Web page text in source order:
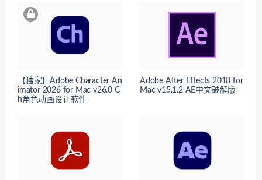
【独家】Adobe Character An
imator 2026 for Mac v26.0 C
h角色动画设计软件
Adobe After Effects 2018 for
Mac v15.1.2 AE中文破解版